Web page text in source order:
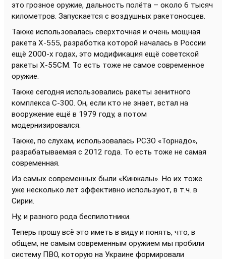
это грозное оружие, дальность полёта – около 6 тысяч
километров. Запускается с воздушных ракетоносцев.
Также использовалась сверхточная и очень мощная
ракета Х-555, разработка которой началась в России
ещё 2000-х годах, это модификация ещё советской
ракеты Х-55СМ. То есть тоже не самое современное
оружие.
Также сегодня использовались ракеты зенитного
комплекса С-300. Он, если кто не знает, встал на
вооружение ещё в 1979 году, а потом
модернизировался.
Также, по слухам, использовалась РСЗО «Торнадо»,
разрабатываемая с 2012 года. То есть тоже не самая
современная.
Из самых современных были «Кинжалы». Но их тоже
уже несколько лет эффективно используют, в т.ч. в
Сирии.
Ну, и разного рода беспилотники.
Теперь прошу всё это иметь в виду и понять, что, в
общем, не самым современным оружием мы пробили
систему ПВО, которую на Украине формировали